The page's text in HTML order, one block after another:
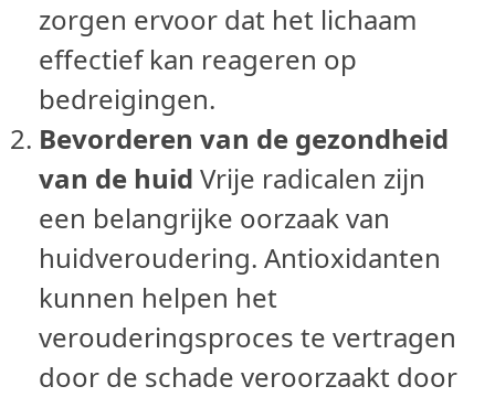
zorgen ervoor dat het lichaam
effectief kan reageren op
bedreigingen.
Bevorderen van de gezondheid
van de huid Vrije radicalen zijn
een belangrijke oorzaak van
huidveroudering. Antioxidanten
kunnen helpen het
verouderingsproces te vertragen
door de schade veroorzaakt door